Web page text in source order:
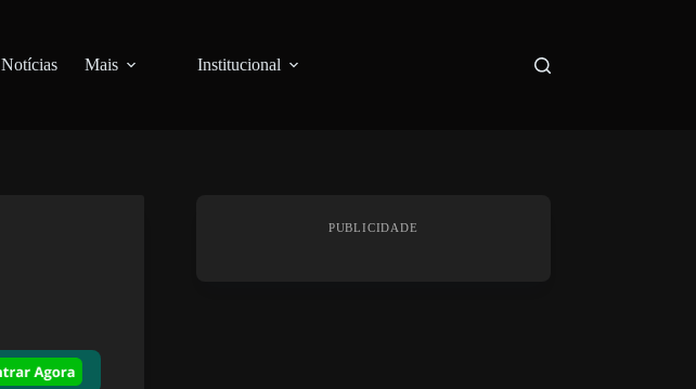
Notícias Mais Institucional
PUBLICIDADE